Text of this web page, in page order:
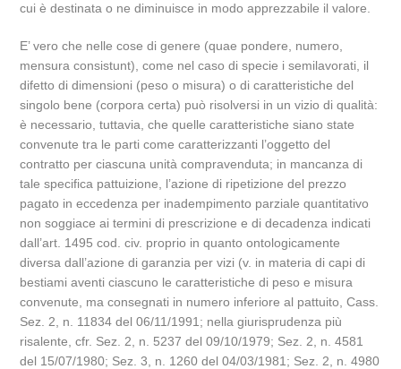
cui è destinata o ne diminuisce in modo apprezzabile il valore.
E’ vero che nelle cose di genere (quae pondere, numero,
mensura consistunt), come nel caso di specie i semilavorati, il
difetto di dimensioni (peso o misura) o di caratteristiche del
singolo bene (corpora certa) può risolversi in un vizio di qualità:
è necessario, tuttavia, che quelle caratteristiche siano state
convenute tra le parti come caratterizzanti l’oggetto del
contratto per ciascuna unità compravenduta; in mancanza di
tale specifica pattuizione, l’azione di ripetizione del prezzo
pagato in eccedenza per inadempimento parziale quantitativo
non soggiace ai termini di prescrizione e di decadenza indicati
dall’art. 1495 cod. civ. proprio in quanto ontologicamente
diversa dall’azione di garanzia per vizi (v. in materia di capi di
bestiami aventi ciascuno le caratteristiche di peso e misura
convenute, ma consegnati in numero inferiore al pattuito, Cass.
Sez. 2, n. 11834 del 06/11/1991; nella giurisprudenza più
risalente, cfr. Sez. 2, n. 5237 del 09/10/1979; Sez. 2, n. 4581
del 15/07/1980; Sez. 3, n. 1260 del 04/03/1981; Sez. 2, n. 4980